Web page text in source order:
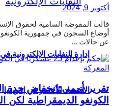
إدارة النفايات
الاقتصاد الأخضر في إفريقيا
أكتوبر 9, 2024
قالت المفوضة السامية لحقوق
أوضاع السجون في جمهورية الكونغو
عن حالات ...
تقرير أممي:انخفاض حدة
الكونغو الديمقراطية لكن